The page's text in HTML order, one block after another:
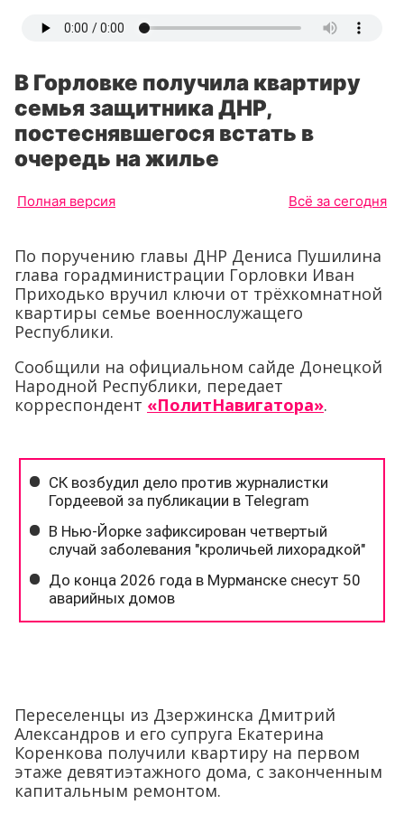
В Горловке получила квартиру
семья защитника ДНР,
постеснявшегося встать в
очередь на жилье
Полная версия Всё за сегодня
По поручению главы ДНР Дениса Пушилина
глава горадминистрации Горловки Иван
Приходько вручил ключи от трёхкомнатной
квартиры семье военнослужащего
Республики.
Сообщили на официальном сайде Донецкой
Народной Республики, передает
корреспондент «ПолитНавигатора».
Переселенцы из Дзержинска Дмитрий
Александров и его супруга Екатерина
Коренкова получили квартиру на первом
этаже девятиэтажного дома, с законченным
капитальным ремонтом.